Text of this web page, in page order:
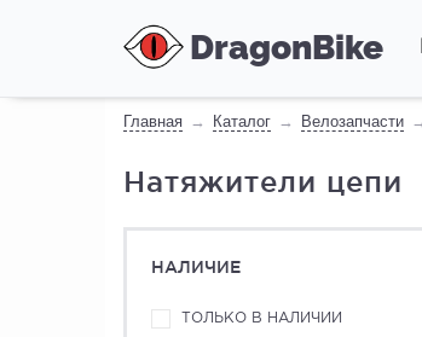
DragonBike
Главная Каталог Велозапчасти
Натяжители цепи
НАЛИЧИЕ
ТОЛЬКО В НАЛИЧИИ